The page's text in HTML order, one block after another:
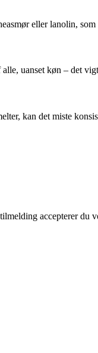
eller lanolin,
uanset køn – det
kan det miste
accepterer du